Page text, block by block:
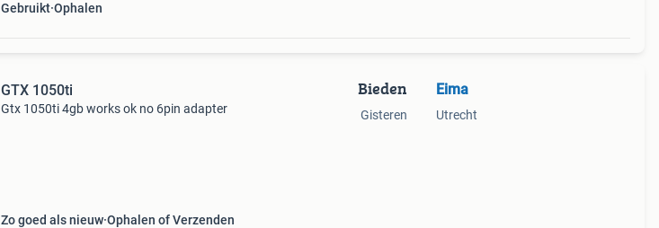
Gebruikt Ophalen
GTX 1050ti
Gtx 1050ti 4gb works ok no 6pin adapter
Zo goed als nieuw Ophalen of Verzenden
Bieden
Gisteren
Eima
Utrecht